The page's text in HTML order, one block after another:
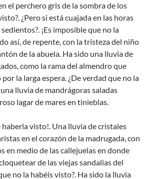
el perchero gris de la sombra de los
¿Pero si está cuajada en las horas
¡Es imposible que no la
así, de repente, con la tristeza del niño
de la abuela. Ha sido una lluvia de
como la rama del almendro que
la larga espera. ¿De verdad que no la
lluvia de mandrágoras saladas
lagar de mares en tinieblas.
haberla visto!. Una lluvia de cristales
en el corazón de la madrugada, con
en medio de las callejuelas en donde
de las viejas sandalias del
no la habéis visto?. Ha sido la lluvia